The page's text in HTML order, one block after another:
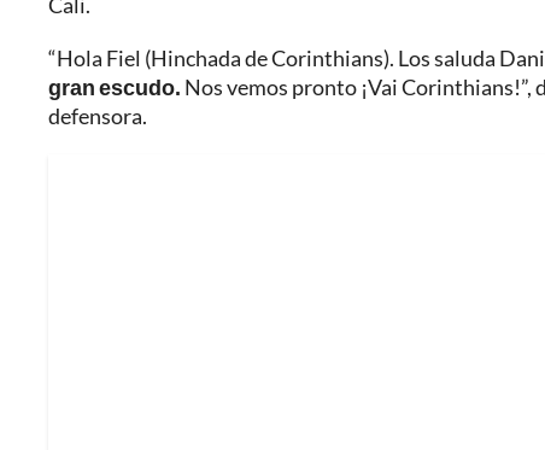
“Hola Fiel (Hinchada de Corinthians). Los saluda
gran escudo. Nos vemos pronto ¡Vai Corinthians!”,
defensora.